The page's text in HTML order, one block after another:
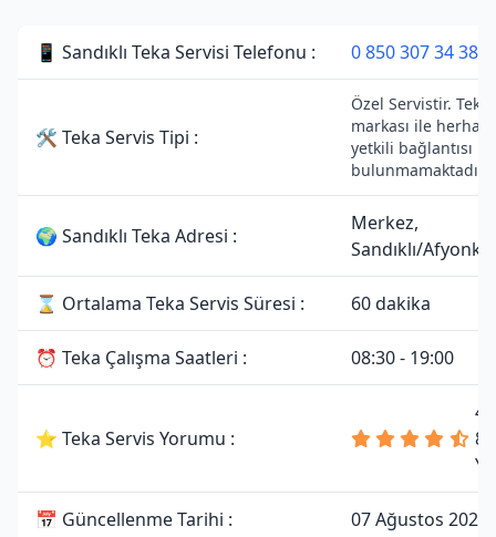
📱 Sandıklı Teka Servisi Telefonu : 0 850 307 34 38
🛠 Teka Servis Tipi :
Özel Servistir. Teka
markası ile
yetkili bağlantısı
bulunmamaktadır.
🌍 Sandıklı Teka Adresi :
Merkez,
Sandıklı/
⌛ Ortalama Teka Servis Süresi : 60 dakika
⏰ Teka Çalışma Saatleri : 08:30 - 19:00
⭐ Teka Servis Yorumu :
81
📅 Güncellenme Tarihi : 07 Ağustos 2026